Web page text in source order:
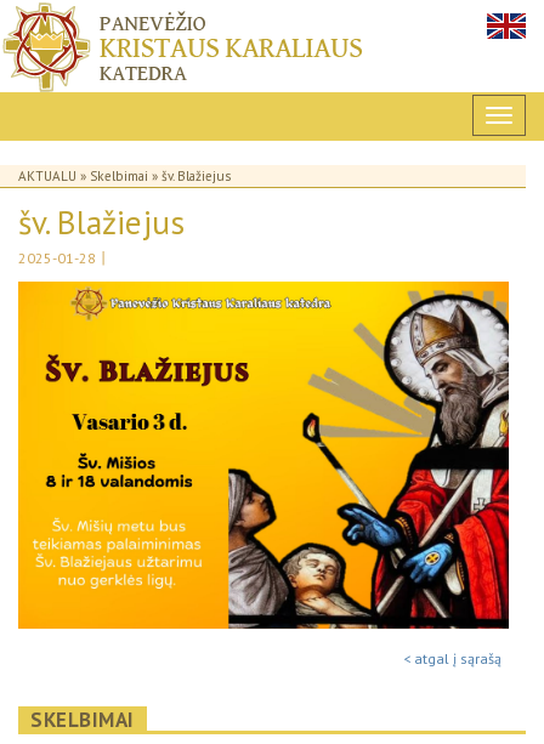
AKTUALU » Skelbimai » šv. Blažiejus
šv. Blažiejus
2025-01-28 |
< atgal į sąrašą
SKELBIMAI